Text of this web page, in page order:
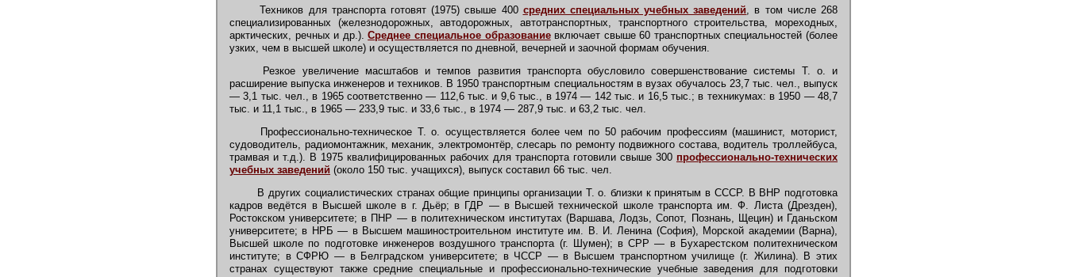
Техников для транспорта готовят (1975) свыше 400 средних специальных учебных заведений, в том числе 268
специализированных (железнодорожных, автодорожных, автотранспортных, транспортного строительства, мореходных,
арктических, речных и др.).Среднее специальное образованиевключает свыше 60 транспортных специальностей (более
узких, чем в высшей школе) и осуществляется по дневной, вечерней и заочной формам обучения.
Резкое увеличение масштабов и темпов развития транспорта обусловило совершенствование системы Т. о. и
расширение выпуска инженеров и техников. В 1950 транспортным специальностям в вузах обучалось 23,7 тыс. чел., выпуск
— 3,1 тыс. чел., в 1965 соответственно — 112,6 тыс. и 9,6 тыс., в 1974 — 142 тыс. и 16,5 тыс.; в техникумах: в 1950 — 48,7
тыс. и 11,1 тыс., в 1965 — 233,9 тыс. и 33,6 тыс., в 1974 — 287,9 тыс. и 63,2 тыс. чел.
Профессионально-техническое Т. о. осуществляется более чем по 50 рабочим профессиям (машинист, моторист,
судоводитель, радиомонтажник, механик, электромонтёр, слесарь по ремонту подвижного состава, водитель троллейбуса,
трамвая и т.д.). В 1975 квалифицированных рабочих для транспорта готовили свыше 300 профессионально-технических
учебных заведений (около 150 тыс. учащихся), выпуск составил 66 тыс. чел.
В других социалистических странах общие принципы организации Т. о. близки к принятым в СССР. В ВНР подготовка
кадров ведётся в Высшей школе в г. Дьёр; в ГДР — в Высшей технической школе транспорта им. Ф. Листа (Дрезден),
Ростокском университете; в ПНР — в политехническом институтах (Варшава, Лодзь, Сопот, Познань, Щецин) и Гданьском
университете; в НРБ — в Высшем машиностроительном институте им. В. И. Ленина (София), Морской академии (Варна),
Высшей школе по подготовке инженеров воздушного транспорта (г. Шумен); в СРР — в Бухарестском политехническом
институте; в СФРЮ — в Белградском университете; в ЧССР — в Высшем транспортном училище (г. Жилина). В этих
странах существуют также средние специальные и профессионально-технические учебные заведения для подготовки